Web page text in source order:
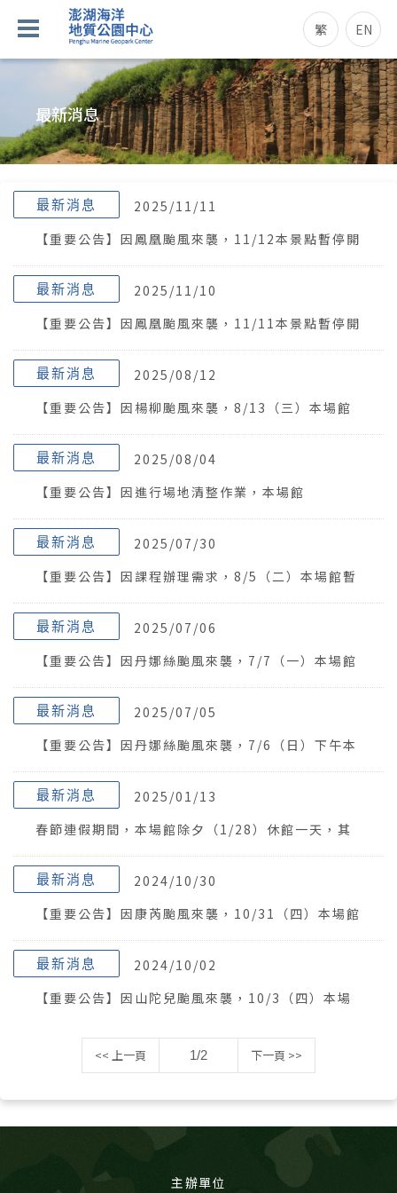
繁 EN
最新消息
2025/11/11
最新消息
【重要公告】因鳳凰颱風來襲，11/12本景點暫停開
2025/11/10
最新消息
【重要公告】因鳳凰颱風來襲，11/11本景點暫停開
2025/08/12
最新消息
【重要公告】因楊柳颱風來襲，8/13（三）本場館
2025/08/04
最新消息
【重要公告】因進行場地清整作業，本場館
2025/07/30
最新消息
【重要公告】因課程辦理需求，8/5（二）本場館暫
2025/07/06
最新消息
【重要公告】因丹娜絲颱風來襲，7/7（一）本場館
2025/07/05
最新消息
【重要公告】因丹娜絲颱風來襲，7/6（日）下午本
2025/01/13
最新消息
春節連假期間，本場館除夕（1/28）休館一天，其
2024/10/30
最新消息
【重要公告】因康芮颱風來襲，10/31（四）本場館
2024/10/02
最新消息
【重要公告】因山陀兒颱風來襲，10/3（四）本場
<< 上一頁 1/2 下一頁 >>
主辦單位